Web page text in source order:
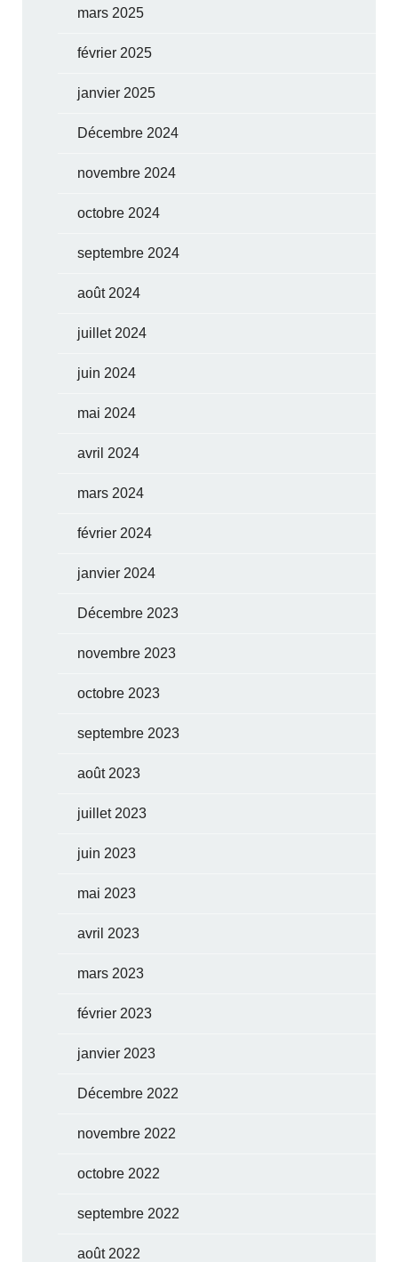
mars 2025
février 2025
janvier 2025
Décembre 2024
novembre 2024
octobre 2024
septembre 2024
août 2024
juillet 2024
juin 2024
mai 2024
avril 2024
mars 2024
février 2024
janvier 2024
Décembre 2023
novembre 2023
octobre 2023
septembre 2023
août 2023
juillet 2023
juin 2023
mai 2023
avril 2023
mars 2023
février 2023
janvier 2023
Décembre 2022
novembre 2022
octobre 2022
septembre 2022
août 2022